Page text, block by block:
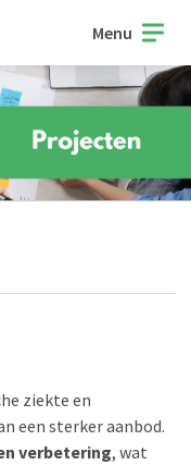
Menu
ziekte en
een sterker aanbod.
verbetering, wat